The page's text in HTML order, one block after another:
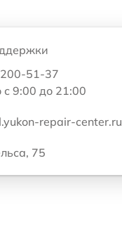
51-37
9:00 до 21:00
repair-center.ru
75